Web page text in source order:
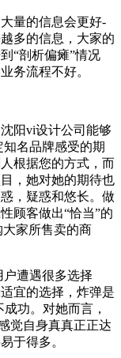
量的信息会更好-
多的信息，大家的
“剖析偏瘫”情况
务流程不好。
阳vi设计公司能够
名品牌感受的期
根据您的方式，而
，她对她的期待也
，疑惑和悠长。做
顾客做出“恰当”的
大家所售卖的商
遭遇很多选择
宜的选择，炸弹是
功。对她而言，
觉自身真真正正达
于得多。